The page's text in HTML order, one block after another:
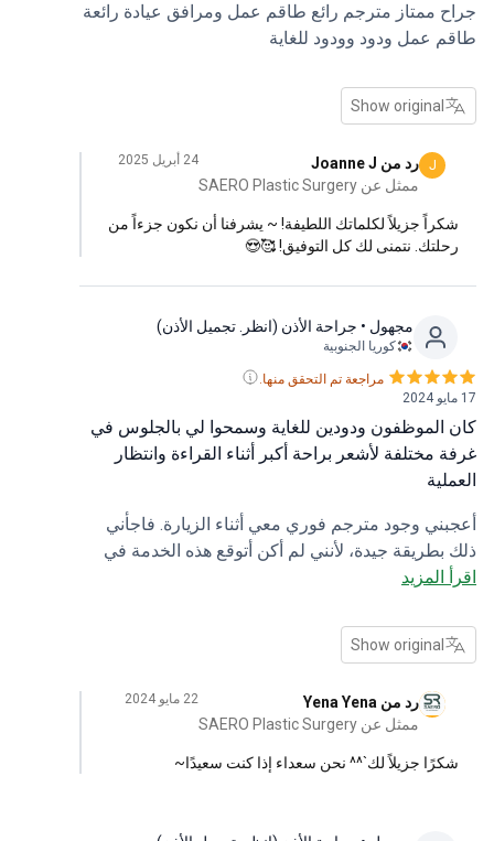
وجعل ابنتي تشعر بالراحة أيضاً💜💜💜💜💜💜
ممتاز مترجم رائع طاقم عمل ومرافق عيادة رائعة
عمل ودود وودود للغاية
Show original
رد من Joanne J
ممثل عن SAERO Plastic Surgery
جزيلاً لكلماتك اللطيفة! ~ يشرفنا أن نكون جزءاً من
نتمنى لك كل التوفيق! 🥰😍
مجهول• جراحة الأذن (انظر. تجميل الأذن)
كوريا الجنوبية
مراجعة تم التحقق منها.
الموظفون ودودين للغاية وسمحوا لي بالجلوس في
مختلفة لأشعر براحة أكبر أثناء القراءة وانتظار
وجود مترجم فوري معي أثناء الزيارة. فاجأني
جيدة، لأنني لم أكن أتوقع هذه الخدمة في
كان الموظفون ودودين للغاية وسمحوا لي
العملية.
Show original
رد من Yena Yena
ممثل عن SAERO Plastic Surgery
جزيلاً لك`^^ نحن سعداء إذا كنت سعيدًا~